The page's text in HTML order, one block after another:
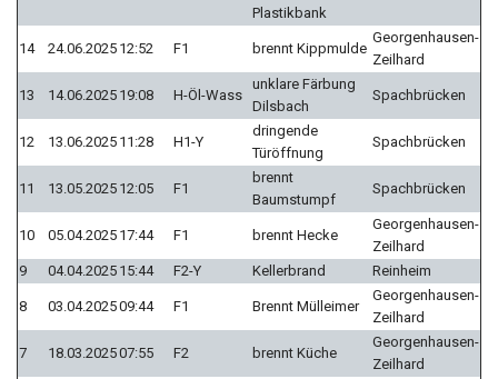
Plastikbank
14 24.06.2025 12:52 F1 brennt Kippmulde
Georgenhausen-
Zeilhard
13 14.06.2025 19:08 H-Öl-Wass
unklare Färbung
Dilsbach
Spachbrücken
12 13.06.2025 11:28 H1-Y
dringende
Türöffnung
Spachbrücken
11 13.05.2025 12:05 F1
brennt
Baumstumpf
Spachbrücken
10 05.04.2025 17:44 F1 brennt Hecke
Georgenhausen-
Zeilhard
9
04.04.2025 15:44 F2-Y Kellerbrand Reinheim
8 03.04.202509:44 F1 Brennt Mülleimer
Georgenhausen-
Zeilhard
7 18.03.202507:55 F2 brennt Küche
Georgenhausen-
Zeilhard